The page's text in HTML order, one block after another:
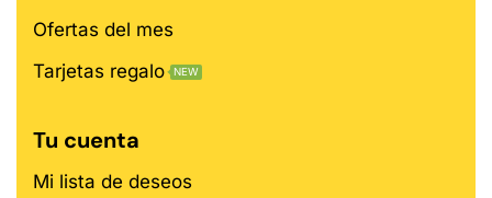
Ofertas del mes
Tarjetas regalo
NEW
Tu cuenta
Mi lista de deseos